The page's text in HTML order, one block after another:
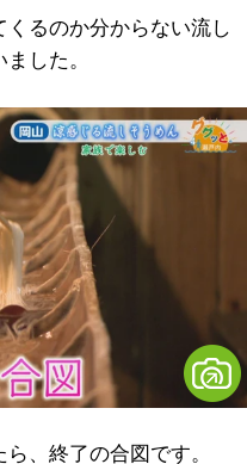
るのか分からない流し
した。
、終了の合図です。